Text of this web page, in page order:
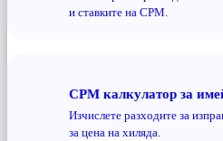
и ставките на CPM.
CPM калкулатор за
Изчислете разходите за
за цена на хиляда.